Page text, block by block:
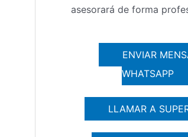
asesorará de forma
ENVIAR
WHATSAPP
LLAMAR A